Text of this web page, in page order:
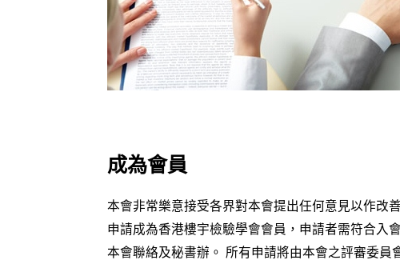
成為會員
本會非常樂意接受各界對本會提出任何意見以作改
申請成為香港樓宇檢驗學會會員，申請者需符合入
本會聯絡及秘書辦。 所有申請將由本會之評審委